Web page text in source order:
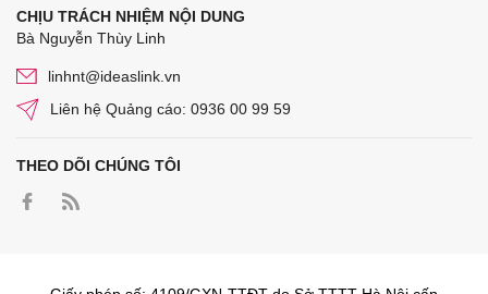
CHỊU TRÁCH NHIỆM NỘI DUNG
Bà Nguyễn Thùy Linh
linhnt@ideaslink.vn
Liên hệ Quảng cáo: 0936 00 99 59
THEO DÕI CHÚNG TÔI